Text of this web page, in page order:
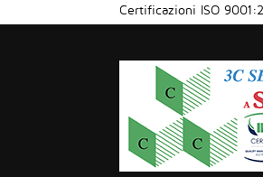
Certificazioni ISO